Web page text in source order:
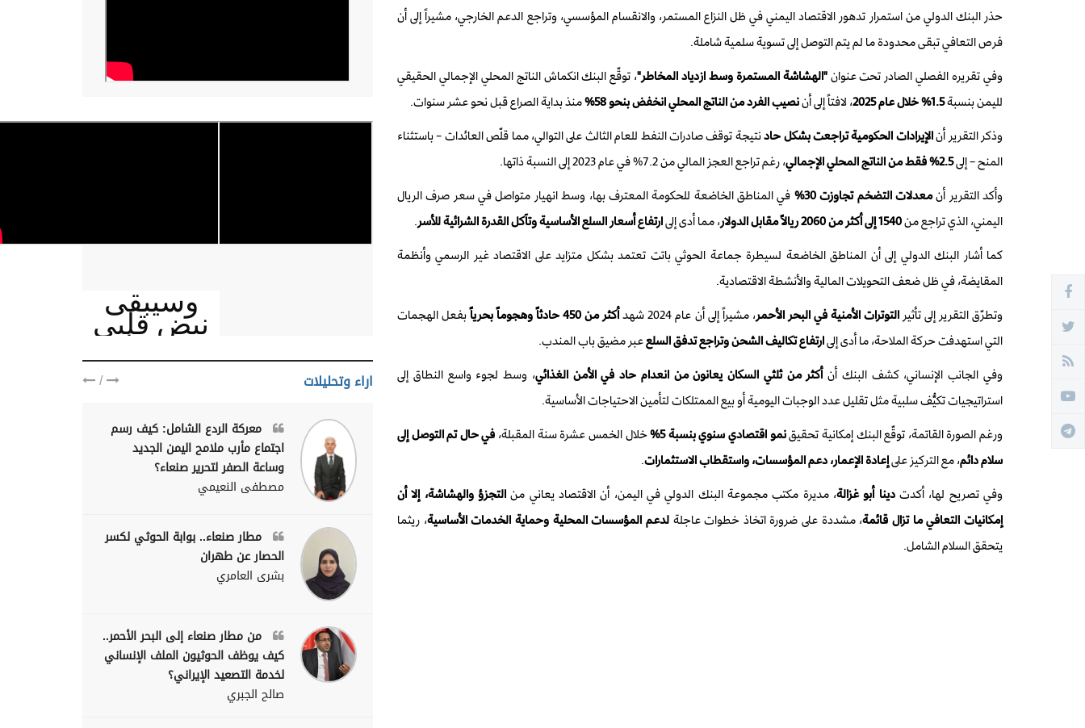
حذر البنك الدولي من استمرار تدهور الاقتصاد اليمني في ظل النزاع المستمر، والانقسام المؤسسي، وتراجع الدعم الخارجي، مشيراً إلى أن
فرص التعافي تبقى محدودة ما لم يتم التوصل إلى تسوية سلمية شاملة.
وفي تقريره الفصلي الصادر تحت عنوان"الهشاشة المستمرة وسط ازدياد المخاطر"، توقّع البنك انكماش الناتج المحلي الإجمالي الحقيقي
لليمن بنسبة1.5% خلال عام 2025 ، لافتاً إلى أننصيب الفرد من الناتج المحلي انخفض بنحو 58%
منذ بداية الصراع قبل نحو عشر سنوات.
وذكر التقرير أنالإيرادات الحكومية تراجعت بشكل حادنتيجة توقف صادرات النفط للعام الثالث على التوالي، مما قلّص العائدات – باستثناء
المنح – إلى2.5% فقط من الناتج المحلي الإجمالي
، رغم تراجع العجز المالي من 7.2% في عام 2023 إلى النسبة ذاتها.
وأكد التقرير أنمعدلات التضخم تجاوزت 30%
في المناطق الخاضعة للحكومة المعترف بها، وسط انهيار متواصل في سعر صرف الريال
اليمني، الذي تراجع من1540 إلى أكثر من 2060 ريالاً مقابل الدولار ، مما أدى إلىارتفاع أسعار السلع الأساسية وتآكل القدرة الشرائية للأسر.
كما أشار البنك الدولي إلى أن المناطق الخاضعة لسيطرة جماعة الحوثي باتت تعتمد بشكل متزايد على الاقتصاد غير الرسمي وأنظمة
المقايضة، في ظل ضعف التحويلات المالية والأنشطة الاقتصادية.
وتطرّق التقرير إلى تأثيرالتوترات الأمنية في البحر الأحمر، مشيراً إلى أن عام 2024 شهد أكثر من 450 حادثاً وهجوماً بحرياً
بفعل الهجمات
التي استهدفت حركة الملاحة، ما أدى إلىارتفاع تكاليف الشحن وتراجع تدفق السلععبر مضيق باب المندب.
وفي الجانب الإنساني، كشف البنك أنأكثر من ثلثي السكان يعانون من انعدام حاد في الأمن الغذائي، وسط لجوء واسع النطاق إلى
استراتيجيات تكيُّف سلبية مثل تقليل عدد الوجبات اليومية أو بيع الممتلكات لتأمين الاحتياجات الأساسية.
ورغم الصورة القاتمة، توقّع البنك إمكانية تحقيقنمو اقتصادي سنوي بنسبة 5% خلال الخمس عشرة سنة المقبلة، في حال تم التوصل إلى
سلام دائم، مع التركيز علىإعادة الإعمار، دعم المؤسسات، واستقطاب الاستثمارات.
وفي تصريح لها، أكدتدينا أبو غزالة، مديرة مكتب مجموعة البنك الدولي في اليمن، أن الاقتصاد يعاني من التجزؤ والهشاشة، إلا أن
إمكانيات التعافي ما تزال قائمة، مشددة على ضرورة اتخاذ خطوات عاجلةلدعم المؤسسات المحلية وحماية الخدمات الأساسية، ريثما
يتحقق السلام الشامل.
وسيبقى
نبض قلبي
يمنيا
اراء وتحليلات /
معركة الردع الشامل: كيف رسم
اجتماع مأرب ملامح اليمن الجديد
وساعة الصفر لتحرير صنعاء؟
مصطفى النعيمي
مطار صنعاء.. بوابة الحوثي لكسر
الحصار عن طهران
بشرى العامري
من مطار صنعاء إلى البحر الأحمر..
كيف يوظف الحوثيون الملف الإنساني
لخدمة التصعيد الإيراني؟
صالح الجبري